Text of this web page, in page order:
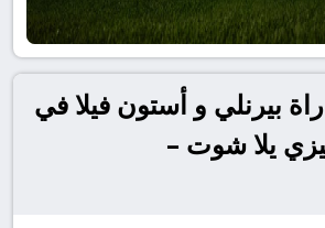
بيرنلي و أستون فيلا في
يلا شوت –